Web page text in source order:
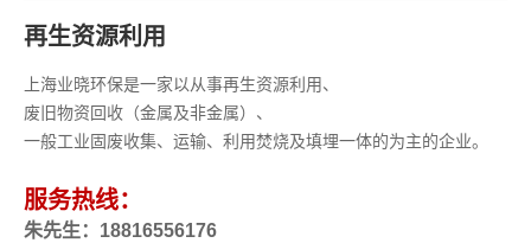
再生资源利用
上海业晓环保是一家以从事再生资源利用、
废旧物资回收（金属及非金属）、
一般工业固废收集、运输、利用焚烧及填埋一体的为主的企业。
服务热线：
朱先生：18816556176